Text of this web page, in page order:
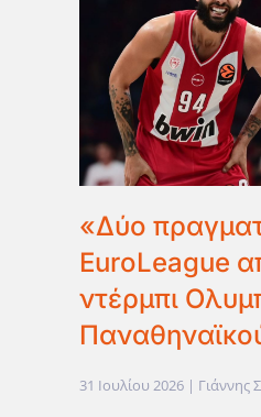
«Δύο
EuroLeague
ντέρμπι
31 Ιουλίου 2026 | Γιάννης